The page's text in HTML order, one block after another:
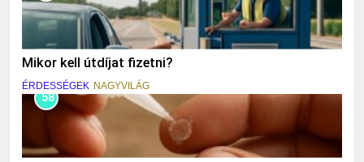
Mikor kell útdíjat fizetni?
ÉRDESSÉGEK NAGYVILÁG
58